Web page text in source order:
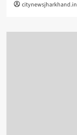
citynewsjharkhand.in